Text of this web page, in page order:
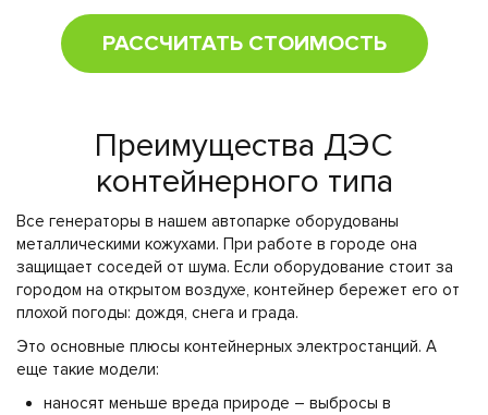
РАССЧИТАТЬ СТОИМОСТЬ
Преимущества ДЭС
контейнерного типа
Все генераторы в нашем автопарке оборудованы
металлическими кожухами. При работе в городе она
защищает соседей от шума. Если оборудование стоит за
городом на открытом воздухе, контейнер бережет его от
плохой погоды: дождя, снега и града.
Это основные плюсы контейнерных электростанций. А
еще такие модели:
наносят меньше вреда природе – выбросы в